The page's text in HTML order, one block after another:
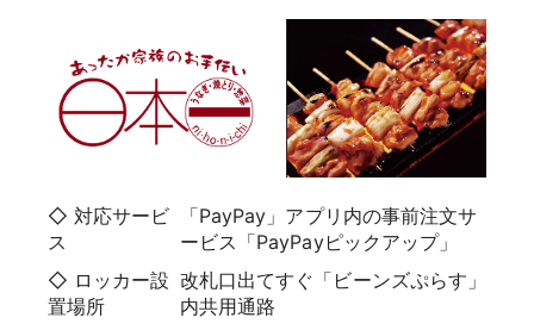
◇ 対応サービ
ス
「PayPay」アプリ内の事前注文サ
ービス「PayPayピックアップ」
◇ ロッカー設
置場所
改札口出てすぐ「ビーンズぷらす」
内共用通路